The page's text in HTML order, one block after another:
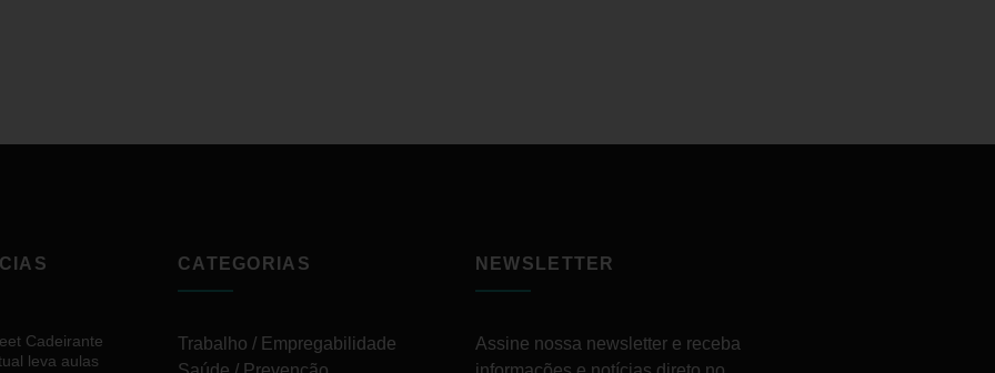
Cadeirante
leva aulas
CATEGORIAS
Trabalho / Empregabilidade
NEWSLETTER
Assine nossa newsletter e receba